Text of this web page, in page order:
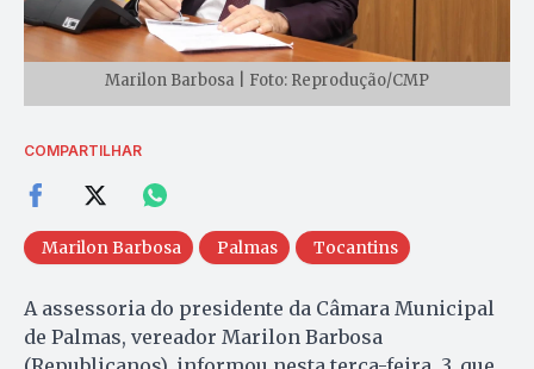
Marilon Barbosa | Foto: Reprodução/CMP
COMPARTILHAR
Marilon Barbosa Palmas Tocantins
A assessoria do presidente da Câmara Municipal
de Palmas, vereador Marilon Barbosa